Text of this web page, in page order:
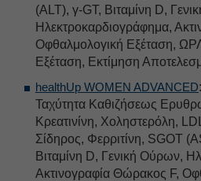
(ALT), γ-GT, Βιταμίνη D,
Ηλεκτροκαρδιογράφημα,
Οφθαλμολογική Εξέταση,
Εξέταση, Εκτίμηση
healthUp WOMEN ADVANCED
Ταχύτητα Καθιζήσεως
Κρεατινίνη, Χοληστερόλη,
Σίδηρος, Φερριτίνη, SGOT
Βιταμίνη D, Γενική Ούρων,
Ακτινογραφία Θώρακος F,